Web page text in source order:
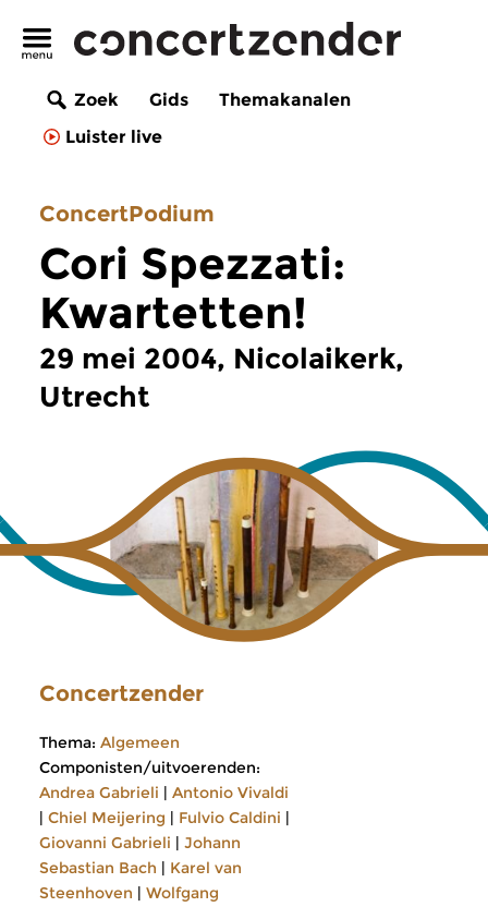
Zoek Gids
Themakanalen
Luister live
ConcertPodium
Cori Spezzati:
Kwartetten!
29 mei 2004, Nicolaikerk,
Utrecht
Concertzender
Thema: Algemeen
Componisten/uitvoerenden:
Andrea Gabrieli | Antonio Vivaldi
| Chiel Meijering | Fulvio Caldini |
Giovanni Gabrieli | Johann
Sebastian Bach | Karel van
Steenhoven | Wolfgang